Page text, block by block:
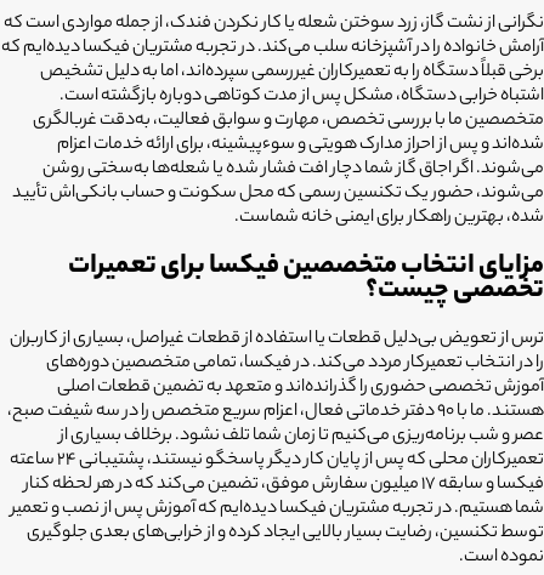
نگرانی از نشت گاز، زرد سوختن شعله یا کار نکردن فندک، از جمله مواردی است که
آرامش خانواده را در آشپزخانه سلب می‌کند. در تجربه مشتریان فیکسا دیده‌ایم که
برخی قبلاً دستگاه را به تعمیرکاران غیررسمی سپرده‌اند، اما به دلیل تشخیص
اشتباه خرابی دستگاه، مشکل پس از مدت کوتاهی دوباره بازگشته است.
متخصصین ما با بررسی تخصص، مهارت و سوابق فعالیت، به‌دقت غربالگری
شده‌اند و پس از احراز مدارک هویتی و سوءپیشینه، برای ارائه خدمات اعزام
می‌شوند. اگر اجاق گاز شما دچار افت فشار شده یا شعله‌ها به‌سختی روشن
می‌شوند، حضور یک تکنسین رسمی که محل سکونت و حساب بانکی‌اش تأیید
شده، بهترین راهکار برای ایمنی خانه شماست.
مزایای انتخاب متخصصین فیکسا برای تعمیرات
تخصصی چیست؟
ترس از تعویض بی‌دلیل قطعات یا استفاده از قطعات غیراصل، بسیاری از کاربران
را در انتخاب تعمیرکار مردد می‌کند. در فیکسا، تمامی متخصصین دوره‌های
آموزش تخصصی حضوری را گذرانده‌اند و متعهد به تضمین قطعات اصلی
هستند. ما با ۹۰ دفتر خدماتی فعال، اعزام سریع متخصص را در سه شیفت صبح،
عصر و شب برنامه‌ریزی می‌کنیم تا زمان شما تلف نشود. برخلاف بسیاری از
تعمیرکاران محلی که پس از پایان کار دیگر پاسخگو نیستند، پشتیبانی ۲۴ ساعته
فیکسا و سابقه ۱۷ میلیون سفارش موفق، تضمین می‌کند که در هر لحظه کنار
شما هستیم. در تجربه مشتریان فیکسا دیده‌ایم که آموزش پس از نصب و تعمیر
توسط تکنسین، رضایت بسیار بالایی ایجاد کرده و از خرابی‌های بعدی جلوگیری
نموده است.